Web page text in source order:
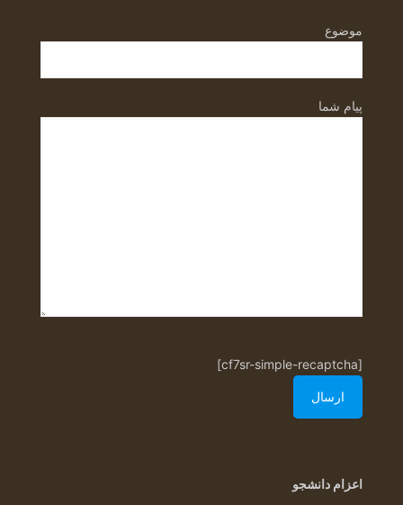
موضوع
پیام شما
[cf7sr-simple-recaptcha]
اعزام دانشجو